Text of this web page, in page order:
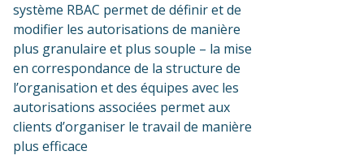
système RBAC permet de définir et de
modifier les autorisations de manière
plus granulaire et plus souple – la mise
en correspondance de la structure de
l’organisation et des équipes avec les
autorisations associées permet aux
clients d’organiser le travail de manière
plus efficace